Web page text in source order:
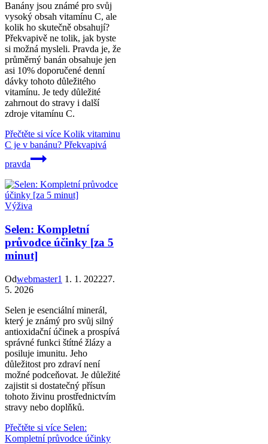
Banány jsou známé pro svůj
vysoký obsah vitamínu C, ale
kolik ho skutečně obsahují?
Překvapivě ne tolik, jak byste
si možná mysleli. Pravda je, že
průměrný banán obsahuje jen
asi 10% doporučené denní
dávky tohoto důležitého
vitamínu. Je tedy důležité
zahrnout do stravy i další
zdroje vitamínu C.
Přečtěte si více Kolik vitaminu
C je v banánu? Překvapivá
pravda
Výživa
Selen: Kompletní
průvodce účinky [za 5
minut]
Odwebmaster1 1. 1. 202227.
5. 2026
Selen je esenciální minerál,
který je známý pro svůj silný
antioxidační účinek a prospívá
správné funkci štítné žlázy a
posiluje imunitu. Jeho
důležitost pro zdraví není
možné podceňovat. Je důležité
zajistit si dostatečný přísun
tohoto živinu prostřednictvím
stravy nebo doplňků.
Přečtěte si více Selen:
Kompletní průvodce účinky